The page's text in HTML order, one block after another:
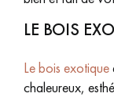
LE BOIS
Le bois exotique
chaleureux,